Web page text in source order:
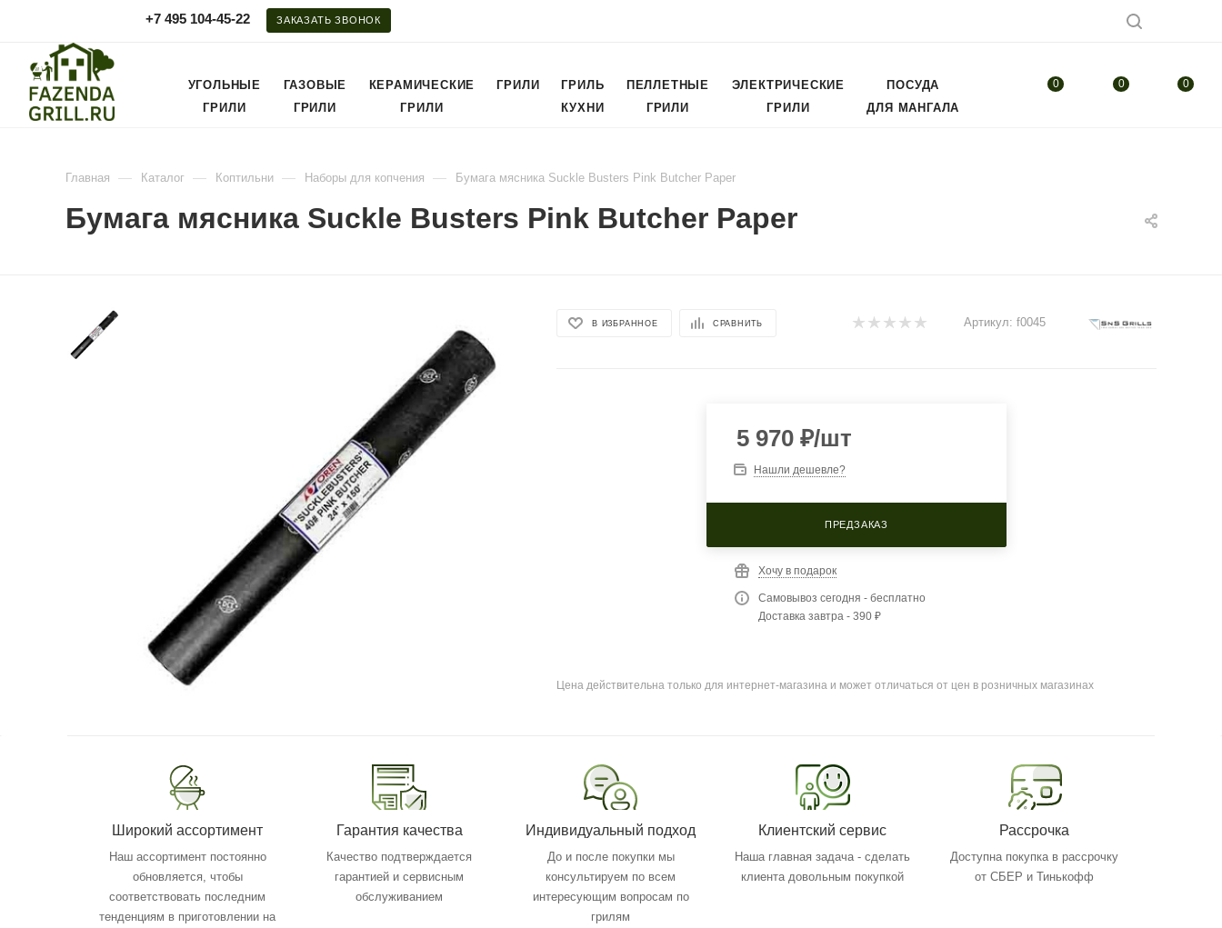
+7 495 104-45-22 ЗАКАЗАТЬ ЗВОНОК
0 0 0
УГОЛЬНЫЕ
ГРИЛИ
ГАЗОВЫЕ
ГРИЛИ
КЕРАМИЧЕСКИЕ
ГРИЛИ
ГРИЛИ
ГРИЛЬ
КУХНИ
ПЕЛЛЕТНЫЕ
ГРИЛИ
ЭЛЕКТРИЧЕСКИЕ
ГРИЛИ
ПОСУДА
ДЛЯ МАНГАЛА
Главная — Каталог — Коптильни — Наборы для копчения — Бумага мясника Suckle Busters Pink Butcher Paper
Бумага мясника Suckle Busters Pink Butcher Paper
В ИЗБРАННОЕ СРАВНИТЬ Артикул: f0045
5 970 ₽/шт
Нашли дешевле?
ПРЕДЗАКАЗ
Хочу в подарок
Самовывоз сегодня - бесплатно
Доставка завтра - 390 ₽
Цена действительна только для интернет-магазина и может отличаться от цен в розничных магазинах
Широкий ассортимент
Наш ассортимент постоянно
обновляется, чтобы
соответствовать последним
тенденциям в приготовлении на
Гарантия качества
Качество подтверждается
гарантией и сервисным
обслуживанием
Индивидуальный подход
До и после покупки мы
консультируем по всем
интересующим вопросам по
грилям
Клиентский сервис
Наша главная задача - сделать
клиента довольным покупкой
Рассрочка
Доступна покупка в рассрочку
от СБЕР и Тинькофф